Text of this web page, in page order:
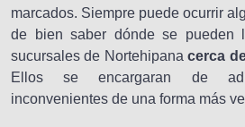
marcados. Siempre puede ocurrir
de bien saber dónde se pueden
sucursales de Nortehipanacerca
Ellos se encargaran de
inconvenientes de una forma más